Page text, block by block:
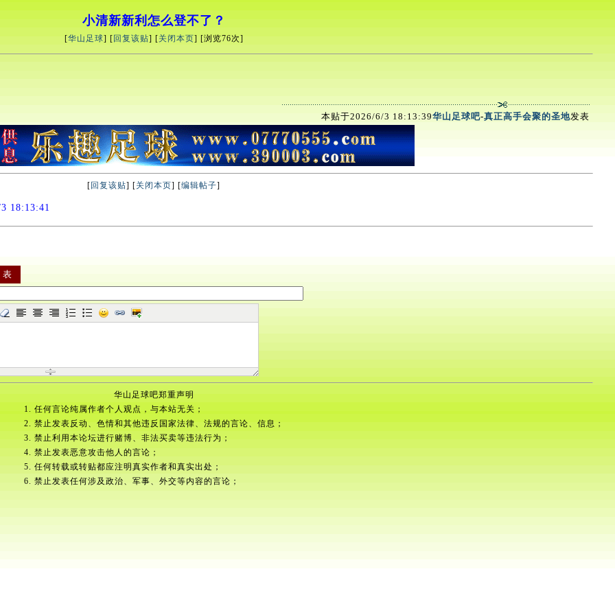
小清新新利怎么登不了？
[华山足球] [ 回复该贴] [关闭本页] [浏览76次]
本贴于2026/6/3 18:13:39华山足球吧-真正高手会聚的圣地发表
[ 回复该贴] [关闭本页] [编辑帖子]
18:13:41
华山足球吧郑重声明
1. 任何言论纯属作者个人观点，与本站无关；
2. 禁止发表反动、色情和其他违反国家法律、法规的言论、信息；
3. 禁止利用本论坛进行赌博、非法买卖等违法行为；
4. 禁止发表恶意攻击他人的言论；
5. 任何转载或转贴都应注明真实作者和真实出处；
6. 禁止发表任何涉及政治、军事、外交等内容的言论；